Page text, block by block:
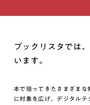
ブックリスタでは
います。
本で培ってきたさまざまな
に対象を広げ、デジタル